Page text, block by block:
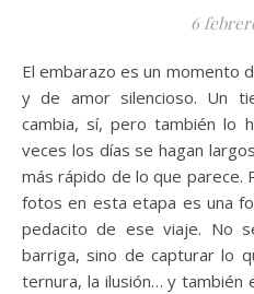
6
El embarazo es un momento de transformación, de espera
y de amor silencioso. Un
cambia, sí, pero también lo
veces los días se hagan
más rápido de lo que parece.
fotos en esta etapa es una
pedacito de ese viaje. No
barriga, sino de capturar lo
ternura, la ilusión… y también